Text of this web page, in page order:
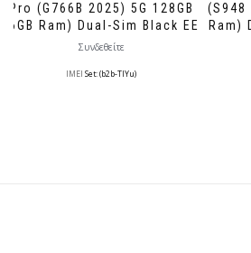
Pro (G766B 2025) 5G 128GB
(6GB Ram) Dual-Sim Black EE
Συνδεθείτε
IMEI Set: (b2b-TlYu)
(S948
Ram)